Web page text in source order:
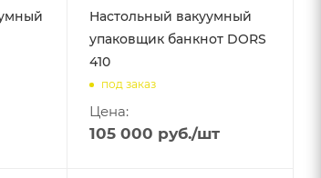
Настольный вакуумный
упаковщик банкнот DORS
410
под заказ
Цена:
105 000 руб./шт